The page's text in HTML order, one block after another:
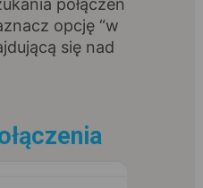
połączeń
opcję “w
się nad